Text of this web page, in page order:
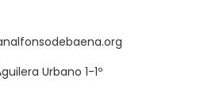
Urbano 1-1º